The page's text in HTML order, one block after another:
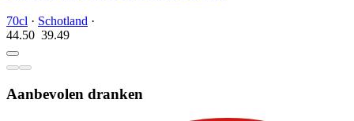
70cl · Schotland ·
44.50 39.49
Aanbevolen dranken